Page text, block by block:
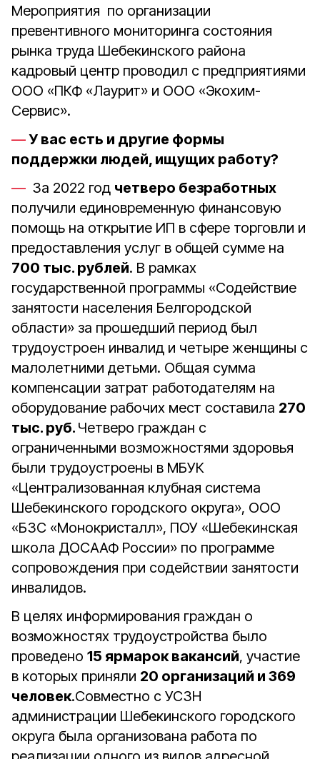
Мероприятия по организации
превентивного мониторинга состояния
рынка труда Шебекинского района
кадровый центр проводил с предприятиями
ООО «ПКФ «Лаурит» и ООО «Экохим-
Сервис».
У вас есть и другие формы
поддержки людей, ищущих работу?
За 2022 год четверо безработных
получили единовременную финансовую
помощь на открытие ИП в сфере торговли и
предоставления услуг в общей сумме на
700 тыс. рублей. В рамках
государственной программы «Содействие
занятости населения Белгородской
области» за прошедший период был
трудоустроен инвалид и четыре женщины с
малолетними детьми. Общая сумма
компенсации затрат работодателям на
оборудование рабочих мест составила 270
тыс. руб. Четверо граждан с
ограниченными возможностями здоровья
были трудоустроены в МБУК
«Централизованная клубная система
Шебекинского городского округа», ООО
«БЗС «Монокристалл», ПОУ «Шебекинская
школа ДОСААФ России» по программе
сопровождения при содействии занятости
инвалидов.
В целях информирования граждан о
возможностях трудоустройства было
проведено 15 ярмарок вакансий, участие
в которых приняли 20 организаций и 369
человек.Совместно с УСЗН
администрации Шебекинского городского
округа была организована работа по